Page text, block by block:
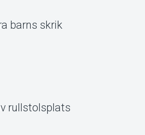
barns skrik
rullstolsplats